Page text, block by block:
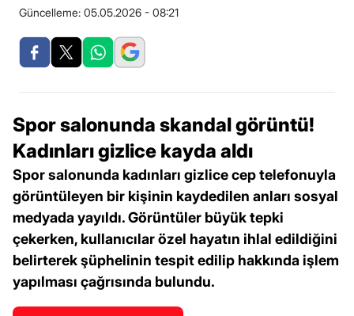
Güncelleme: 05.05.2026 - 08:21
Spor salonunda skandal görüntü!
Kadınları gizlice kayda aldı
Spor salonunda kadınları gizlice cep telefonuyla
görüntüleyen bir kişinin kaydedilen anları sosyal
medyada yayıldı. Görüntüler büyük tepki
çekerken, kullanıcılar özel hayatın ihlal edildiğini
belirterek şüphelinin tespit edilip hakkında işlem
yapılması çağrısında bulundu.